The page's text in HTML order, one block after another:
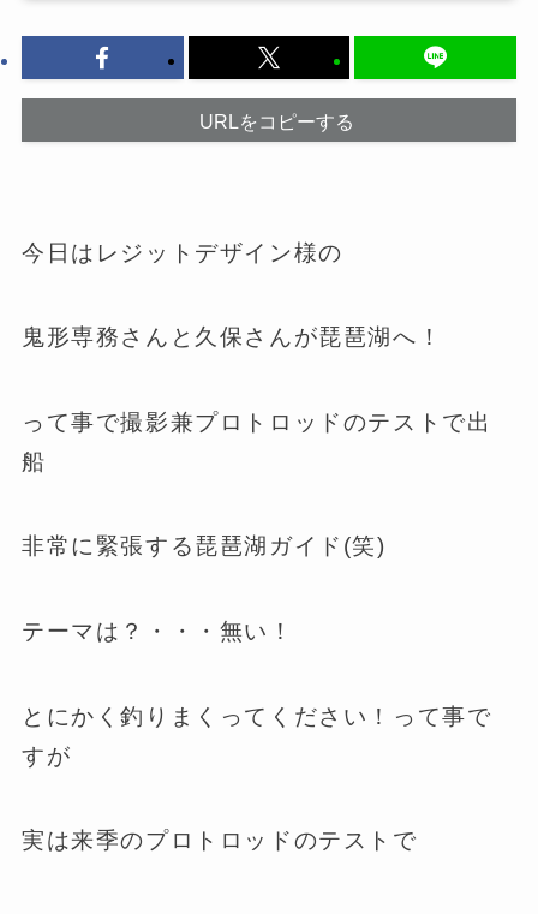
URLをコピーする
今日はレジットデザイン様の
鬼形専務さんと久保さんが琵琶湖へ！
って事で撮影兼プロトロッドのテストで出
船
非常に緊張する琵琶湖ガイド(笑)
テーマは？・・・無い！
とにかく釣りまくってください！って事で
すが
実は来季のプロトロッドのテストで